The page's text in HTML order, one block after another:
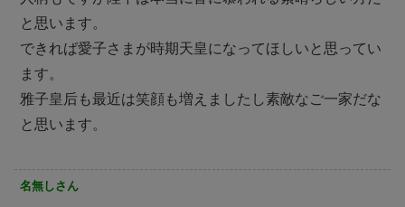
と思います。
できれば愛子さまが時期天皇になってほしいと思ってい
ます。
雅子皇后も最近は笑顔も増えましたし素敵なご一家だな
と思います。
名無しさん